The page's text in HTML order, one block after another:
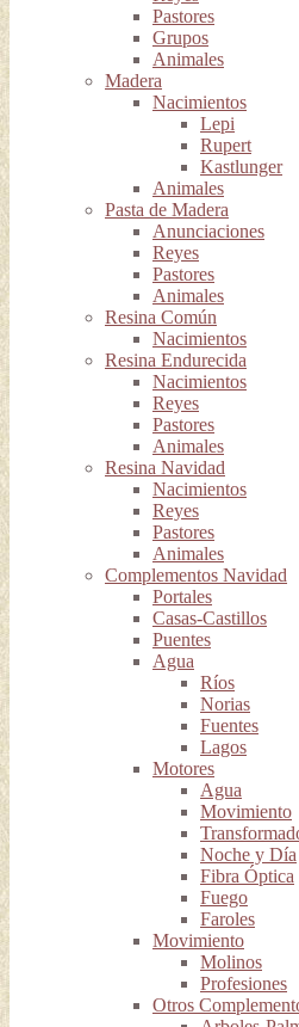
Pastores
Grupos
Animales
Madera
Nacimientos
Lepi
Rupert
Kastlunger
Animales
Pasta de Madera
Anunciaciones
Reyes
Pastores
Animales
Resina Común
Nacimientos
Resina Endurecida
Nacimientos
Reyes
Pastores
Animales
Resina Navidad
Nacimientos
Reyes
Pastores
Animales
Complementos Navidad
Portales
Casas-Castillos
Puentes
Agua
Ríos
Norias
Fuentes
Lagos
Motores
Agua
Movimiento
Noche y Día
Fibra Óptica
Fuego
Faroles
Movimiento
Molinos
Profesiones
Otros